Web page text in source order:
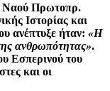
Ναού Πρωτοπρ.
Ιστορίας και
ανέπτυξε ήταν: «Η
ανθρωπότητας».
Εσπερινού του
και οι